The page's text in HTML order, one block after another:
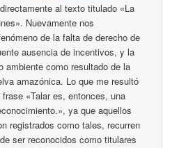
al texto titulado «La
Nuevamente nos
de la falta de derecho de
ausencia de incentivos, y la
ambiente como resultado de la
amazónica. Lo que me resultó
«Talar es, entonces, una
ya que aquellos
registrados como tales, recurren
ser reconocidos como titulares